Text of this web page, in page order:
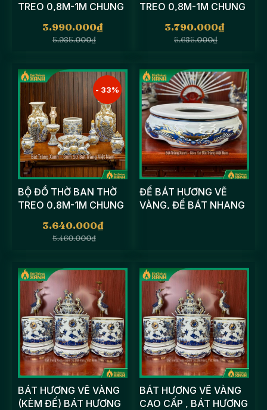
TREO 0,8M-1M CHUNG
CƯ - ĐỒ THỜ MEN
XANH COBAN
3.990.000₫
5.985.000₫
TREO 0,8M-1M CHUNG
CƯ - ĐỒ THỜ MEN
HOÀNG TỘC
3.790.000₫
5.685.000₫
- 33%
BỘ ĐỒ THỜ BAN THỜ
TREO 0,8M-1M CHUNG
CƯ - ĐỒ THỜ MEN RẠN
ĐẮP NỔI3.640.000₫
5.460.000₫
ĐẾ BÁT HƯƠNG VẼ
VÀNG, ĐẾ BÁT NHANG
BÁT HƯƠNG VẼ VÀNG
(KÈM ĐẾ) BÁT HƯƠNG
BÁT HƯƠNG VẼ VÀNG
CAO CẤP , BÁT HƯƠNG